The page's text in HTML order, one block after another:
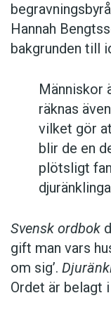
Hannah
bakgrunden till
Människor
räknas
vilket gör
blir de en
plötsligt
Svensk ordbok
gift man vars
om sig’.
Ordet är belagt